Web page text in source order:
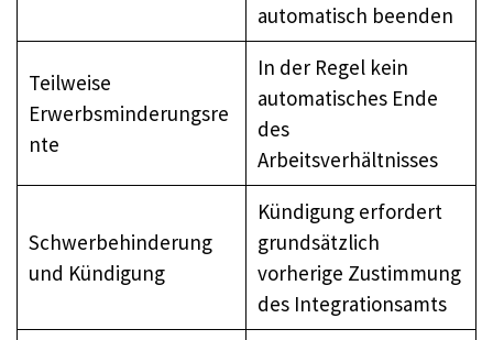
automatisch beenden
Teilweise
Erwerbsminderungsre
nte
In der Regel kein
automatisches Ende
des
Arbeitsverhältnisses
Schwerbehinderung
und Kündigung
Kündigung erfordert
grundsätzlich
vorherige Zustimmung
des Integrationsamts